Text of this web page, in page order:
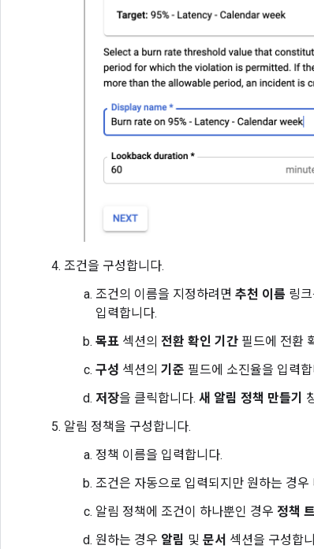
조건을 구성합니다.
조건의 이름을 지정하려면 추천 이름 링
입력합니다.
목표 섹션의 전환 확인 기간 필드에 전환
구성 섹션의 기준 필드에 소진율을 입력
저장을 클릭합니다. 새 알림 정책 만들기
알림 정책을 구성합니다.
정책 이름을 입력합니다.
조건은 자동으로 입력되지만 원하는 경
알림 정책에 조건이 하나뿐인 경우 정책
원하는 경우 알림 및 문서 섹션을 구성합